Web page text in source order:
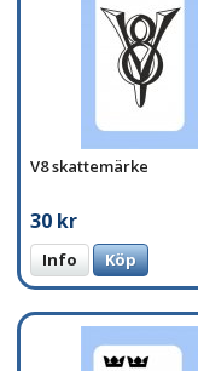
V8 skattemärke
30 kr
Info Köp